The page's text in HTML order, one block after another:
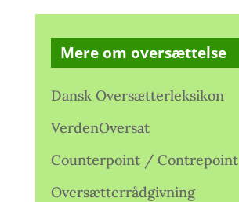
Mere om oversættelse
Dansk Oversætterleksikon
VerdenOversat
Counterpoint / Contrepoint
Oversætterrådgivning